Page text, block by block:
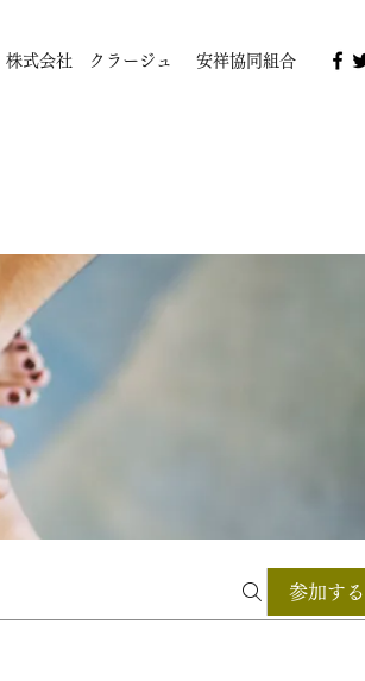
株式会社 クラージュ 安祥協同組合
参加する